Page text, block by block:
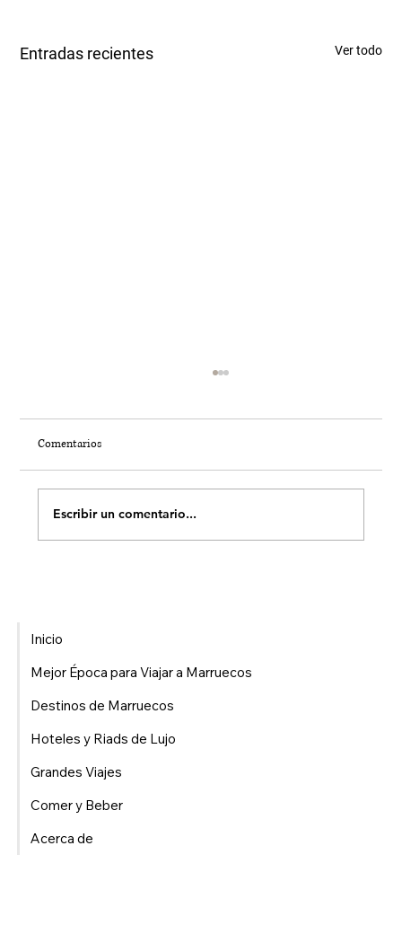
Entradas recientes Ver todo
Comentarios
Escribir un comentario...
Inicio
Mejor Época para Viajar a Marruecos
Destinos de Marruecos
Hoteles y Riads de Lujo
Grandes Viajes
Comer y Beber
Acerca de